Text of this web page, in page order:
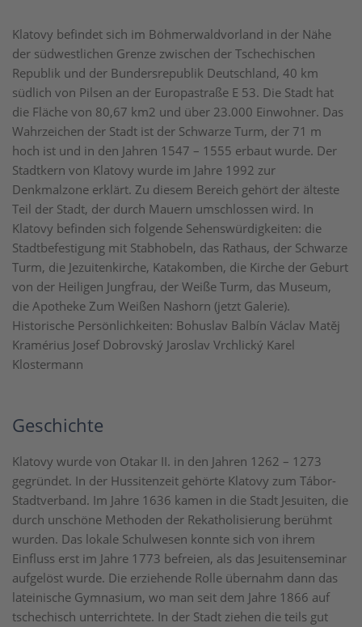
Klatovy befindet sich im Böhmerwaldvorland in der Nähe
der südwestlichen Grenze zwischen der Tschechischen
Republik und der Bundersrepublik Deutschland, 40 km
südlich von Pilsen an der Europastraße E 53. Die Stadt hat
die Fläche von 80,67 km2 und über 23.000 Einwohner. Das
Wahrzeichen der Stadt ist der Schwarze Turm, der 71 m
hoch ist und in den Jahren 1547 – 1555 erbaut wurde. Der
Stadtkern von Klatovy wurde im Jahre 1992 zur
Denkmalzone erklärt. Zu diesem Bereich gehört der älteste
Teil der Stadt, der durch Mauern umschlossen wird. In
Klatovy befinden sich folgende Sehenswürdigkeiten: die
Stadtbefestigung mit Stabhobeln, das Rathaus, der Schwarze
Turm, die Jezuitenkirche, Katakomben, die Kirche der Geburt
von der Heiligen Jungfrau, der Weiße Turm, das Museum,
die Apotheke Zum Weißen Nashorn (jetzt Galerie).
Historische Persönlichkeiten: Bohuslav Balbín Václav Matěj
Kramérius Josef Dobrovský Jaroslav Vrchlický Karel
Klostermann
Geschichte
Klatovy wurde von Otakar II. in den Jahren 1262 – 1273
gegründet. In der Hussitenzeit gehörte Klatovy zum Tábor-
Stadtverband. Im Jahre 1636 kamen in die Stadt Jesuiten, die
durch unschöne Methoden der Rekatholisierung berühmt
wurden. Das lokale Schulwesen konnte sich von ihrem
Einfluss erst im Jahre 1773 befreien, als das Jesuitenseminar
aufgelöst wurde. Die erziehende Rolle übernahm dann das
lateinische Gymnasium, wo man seit dem Jahre 1866 auf
tschechisch unterrichtete. In der Stadt ziehen die teils gut